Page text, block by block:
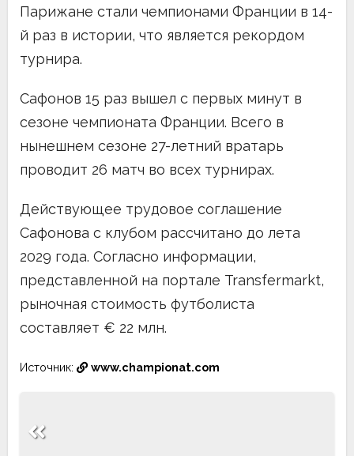
Парижане стали чемпионами Франции в 14-
й раз в истории, что является рекордом
турнира.
Сафонов 15 раз вышел с первых минут в
сезоне чемпионата Франции. Всего в
нынешнем сезоне 27-летний вратарь
проводит 26 матч во всех турнирах.
Действующее трудовое соглашение
Сафонова с клубом рассчитано до лета
2029 года. Согласно информации,
представленной на портале Transfermarkt,
рыночная стоимость футболиста
составляет € 22 млн.
Источник: www.championat.com
по